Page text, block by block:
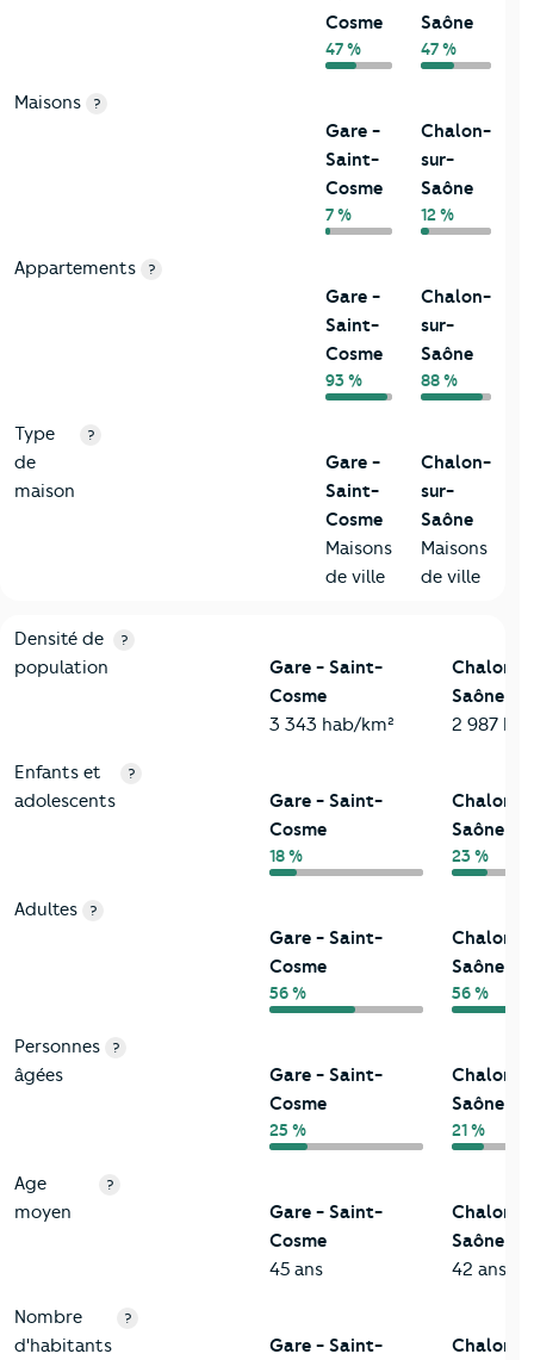
Cosme
47 %
Saône
47 %
Maisons ?
Gare -
Saint-
Cosme
7 %
Chalon-
sur-
Saône
12 %
Appartements ?
Gare -
Saint-
Cosme
93 %
Chalon-
sur-
Saône
88 %
Type
de
maison
?
Gare -
Saint-
Cosme
Maisons
de ville
Chalon-
sur-
Saône
Maisons
de ville
2-Habitants
Critères Gare - Saint-Cosme
Densité de
population
?
Gare - Saint-
Cosme
3 343 hab/km²
Chalon-
Saône
2 987
Enfants et
adolescents
?
Gare - Saint-
Cosme
18 %
Chalon-
Saône
23 %
Adultes ?
Gare - Saint-
Cosme
56 %
Chalon-
Saône
56 %
Personnes
âgées
?
Gare - Saint-
Cosme
25 %
Chalon-
Saône
21 %
Age
moyen
?
Gare - Saint-
Cosme
45 ans
Chalon-
Saône
42 ans
Nombre
d'habitants
?
Gare - Saint-
Chalon-